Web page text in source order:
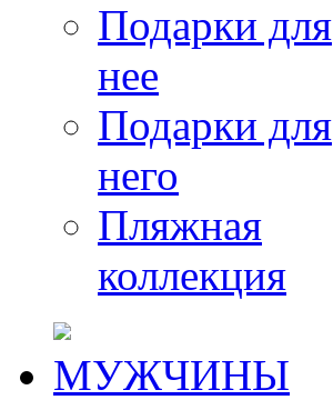
Подарки для
нее
Подарки для
него
Пляжная
коллекция
МУЖЧИНЫ